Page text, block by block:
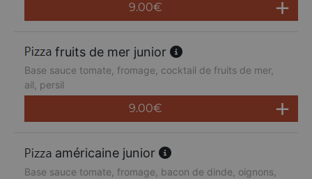
9.00€
fruits de mer junior
Base sauce tomate, fromage, cocktail de fruits de mer,
ail, persil
9.00€
américaine junior
Base sauce tomate, fromage, bacon de dinde, oignons,